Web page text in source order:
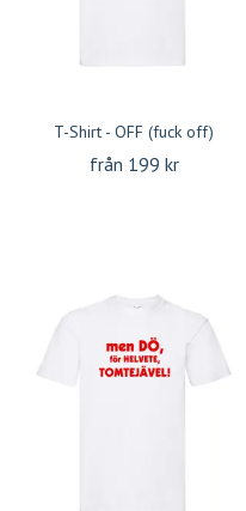
T-Shirt - OFF (fuck off)
från 199 kr